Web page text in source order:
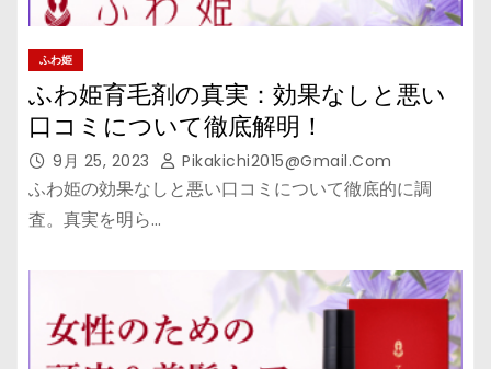
ふわ姫
ふわ姫育毛剤の真実：効果なしと悪い
口コミについて徹底解明！
9月 25, 2023 Pikakichi2015@gmail.com
ふわ姫の効果なしと悪い口コミについて徹底的に調
査。真実を明ら…